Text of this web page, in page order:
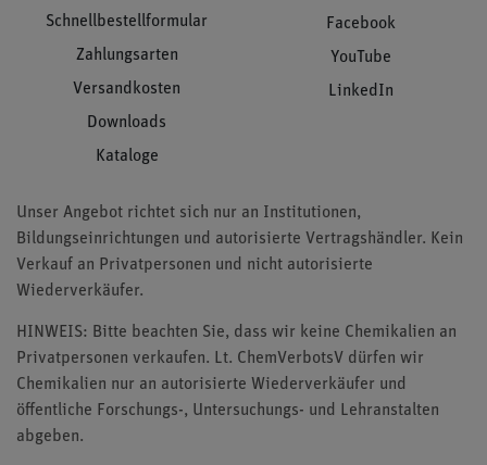
Schnellbestellformular
Zahlungsarten
Versandkosten
Downloads
Kataloge
Facebook
YouTube
LinkedIn
Unser Angebot richtet sich nur an Institutionen,
Bildungseinrichtungen und autorisierte Vertragshändler. Kein
Verkauf an Privatpersonen und nicht autorisierte
Wiederverkäufer.
HINWEIS: Bitte beachten Sie, dass wir keine Chemikalien an
Privatpersonen verkaufen. Lt. ChemVerbotsV dürfen wir
Chemikalien nur an autorisierte Wiederverkäufer und
öffentliche Forschungs-, Untersuchungs- und Lehranstalten
abgeben.